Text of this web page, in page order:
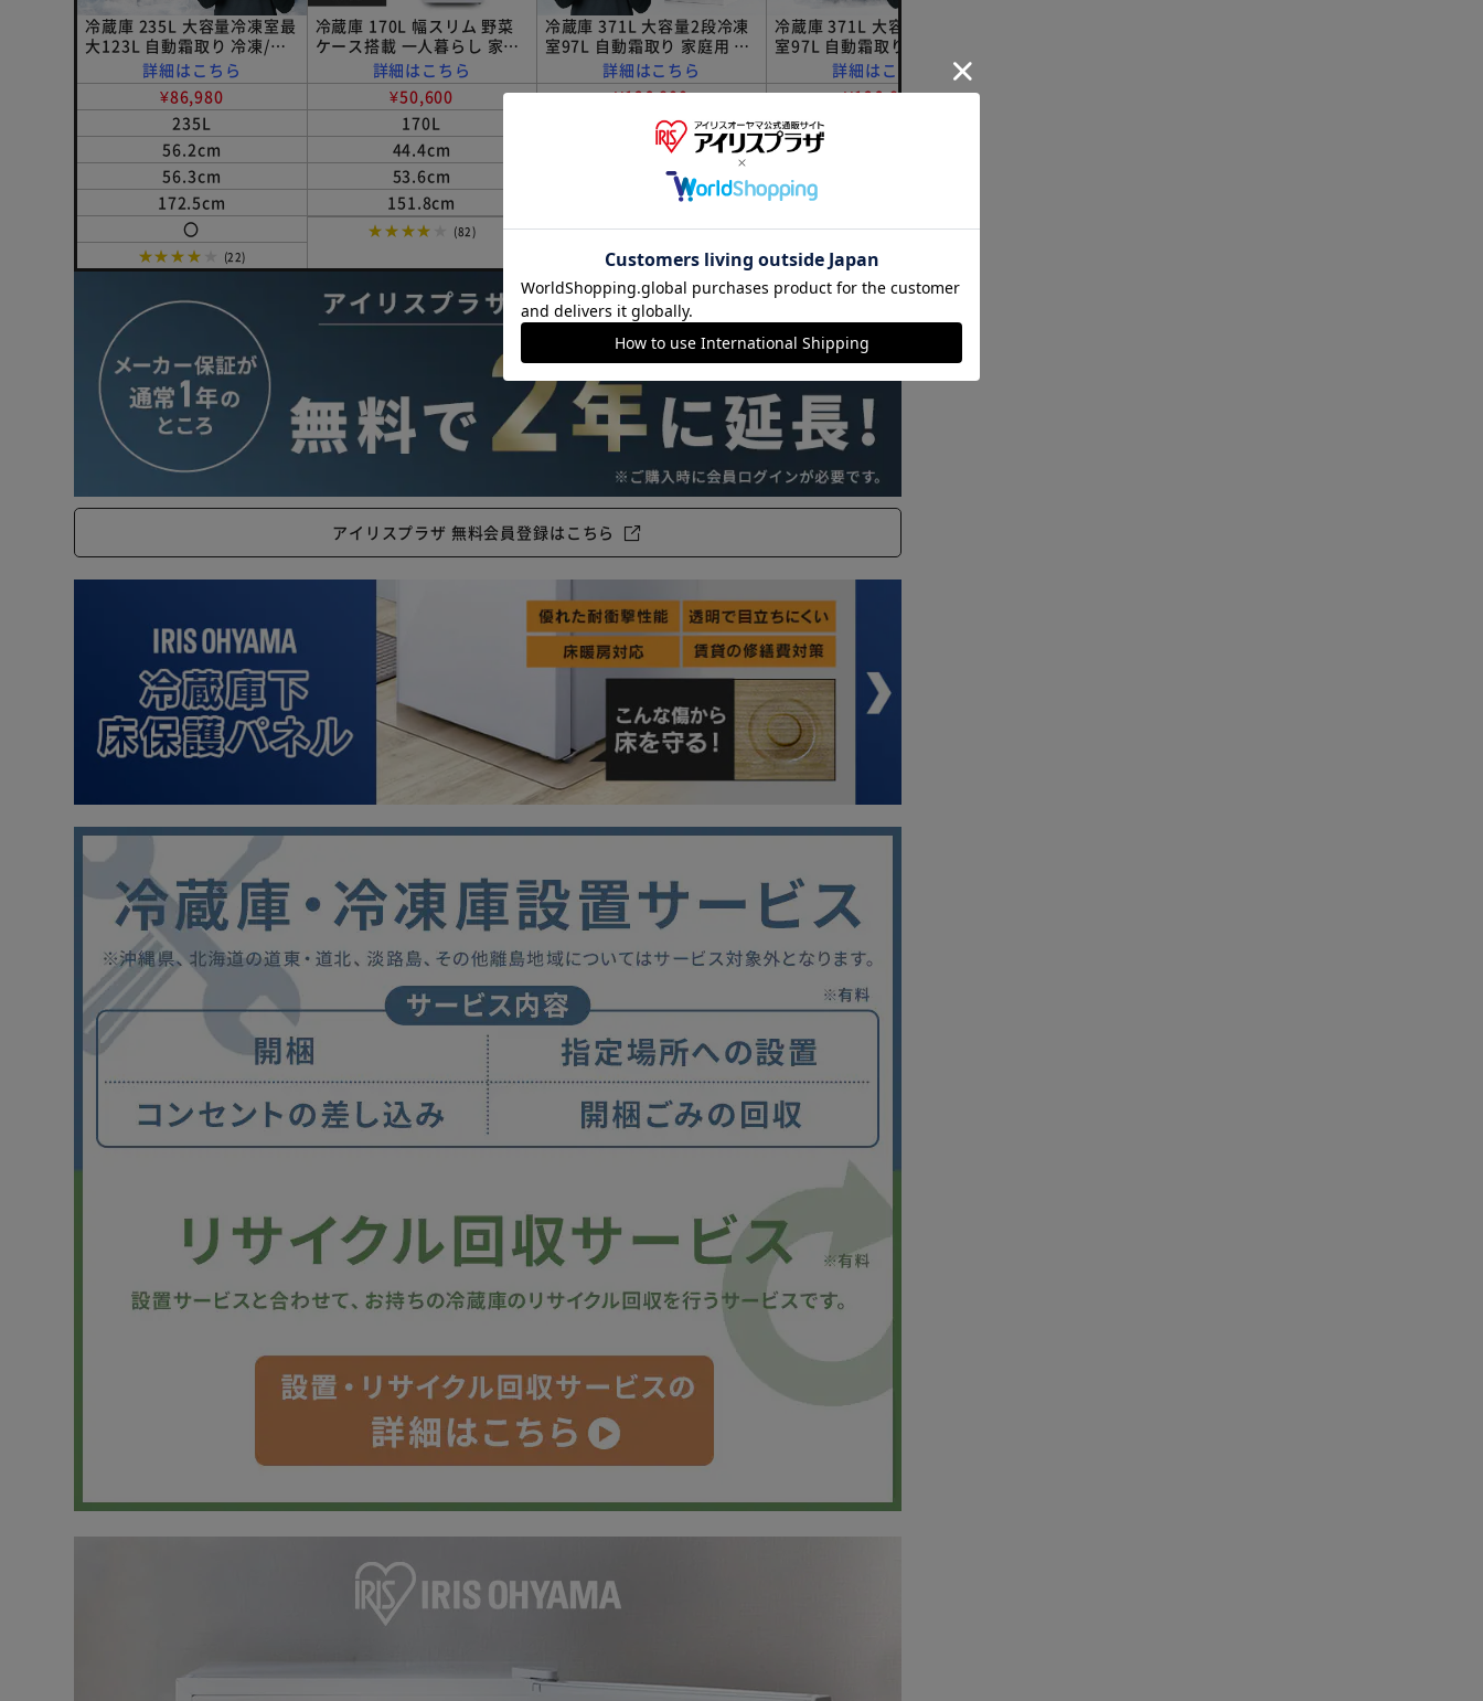
冷蔵庫 235L 大容量冷凍室最
大123L 自動霜取り 冷凍/冷
蔵切り替えセレクトルーム搭
載 幅56.2cm IRSN-HF24A-
W ホワイト
詳細はこちら
¥86,980
235L
56.2cm
56.3cm
172.5cm
〇
★★★★★
(22)
冷蔵庫 170L 幅スリム 野菜
ケース搭載 一人暮らし 家庭
用 2ドア IRSD-17A-W ホワ
イト
詳細はこちら
¥50,600
170L
44.4cm
53.6cm
151.8cm
★★★★★
(82)
冷蔵庫 371L 大容量2段冷凍
室97L 自動霜取り 家庭用 幅
60cm IRSN-37A-W ホワイ
ト
詳細はこちら
¥126,800
371L
60cm
66.6cm
〇
★★★★★ (9)
冷蔵庫 371L 大容量2段冷凍
室97L 自動霜取り 家庭用 幅
60cm IRSN-37A-B ブラック
詳細はこちら
¥126,800
〇
★★★★★
アイリスプラザ 無料会員登録はこちら
※ご確認ください